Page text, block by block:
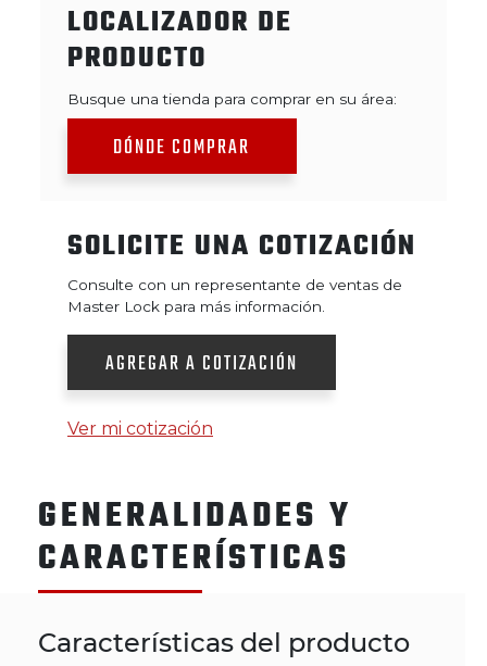
LOCALIZADOR DE
PRODUCTO
Busque una tienda para comprar en su área:
DÓNDE COMPRAR
SOLICITE UNA COTIZACIÓN
Consulte con un representante de ventas de
Master Lock para más información.
AGREGAR A COTIZACIÓN
Ver mi cotización
GENERALIDADES Y
CARACTERÍSTICAS
Características del producto